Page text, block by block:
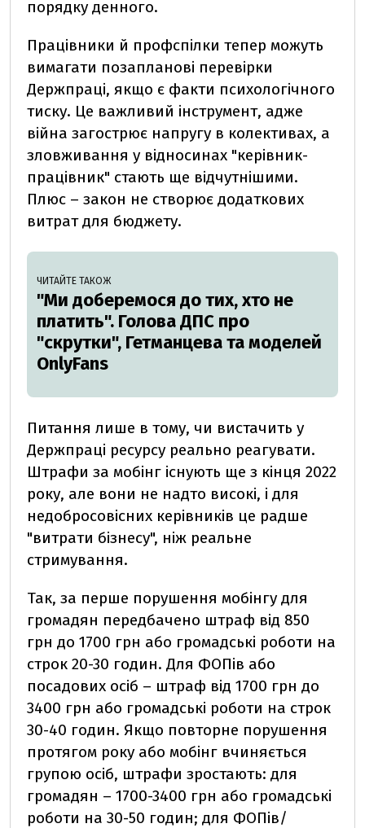
порядку денного.
Працівники й профспілки тепер можуть
вимагати позапланові перевірки
Держпраці, якщо є факти психологічного
тиску. Це важливий інструмент, адже
війна загострює напругу в колективах, а
зловживання у відносинах "керівник-
працівник" стають ще відчутнішими.
Плюс – закон не створює додаткових
витрат для бюджету.
ЧИТАЙТЕ ТАКОЖ
"Ми доберемося до тих, хто не
платить". Голова ДПС про
"скрутки", Гетманцева та моделей
OnlyFans
Питання лише в тому, чи вистачить у
Держпраці ресурсу реально реагувати.
Штрафи за мобінг існують ще з кінця 2022
року, але вони не надто високі, і для
недобросовісних керівників це радше
"витрати бізнесу", ніж реальне
стримування.
Так, за перше порушення мобінгу для
громадян передбачено штраф від 850
грн до 1700 грн або громадські роботи на
строк 20-30 годин. Для ФОПів або
посадових осіб – штраф від 1700 грн до
3400 грн або громадські роботи на строк
30-40 годин. Якщо повторне порушення
протягом року або мобінг вчиняється
групою осіб, штрафи зростають: для
громадян – 1700-3400 грн або громадські
роботи на 30-50 годин; для ФОПів/